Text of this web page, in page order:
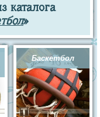
каталога
»
Баскетбол